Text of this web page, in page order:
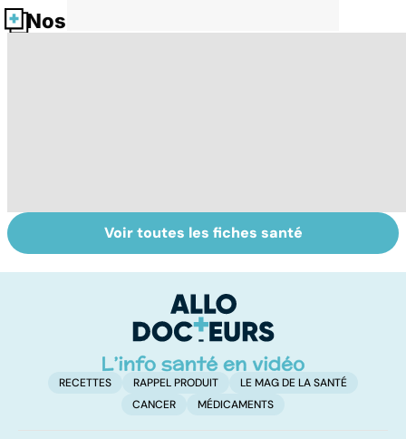
Nos fiches santé
Accro au sucre ?
Morphine : sois
sage ô ma
Voir toutes les fiches santé
RECETTES RAPPEL PRODUIT
LE MAG DE LA SANTÉ
CANCER
MÉDICAMENTS